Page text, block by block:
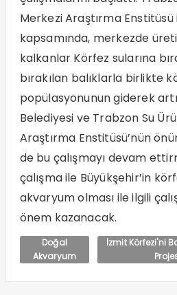
Merkezi Araştırma
kapsamında, merkezde
kalkanlar Körfez sularına
bırakılan balıklarla birlikte
popülasyonunun giderek
Belediyesi ve Trabzon Su
Araştırma Enstitüsü’nün
de bu çalışmayı devam
çalışma ile Büyükşehir’in
akvaryum olması ile ilgili
önem kazanacak.
Doğal
Akvaryum
İzmit Körfezi'ni